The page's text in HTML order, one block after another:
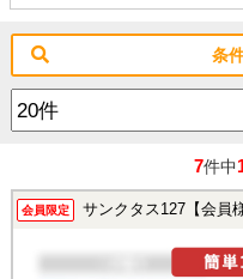
条
7件中
会員限定 サンクタス127【会員